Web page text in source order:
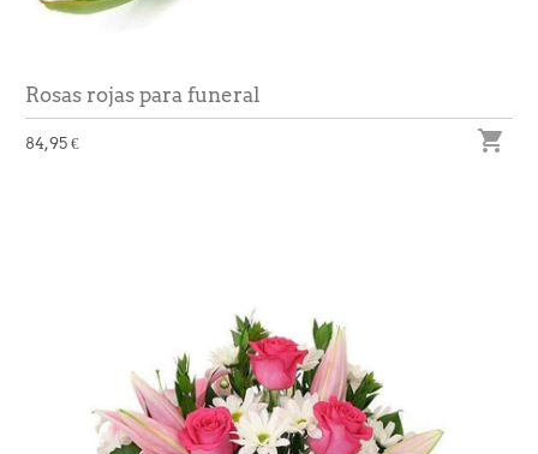
Rosas rojas para funeral
84,95 € 